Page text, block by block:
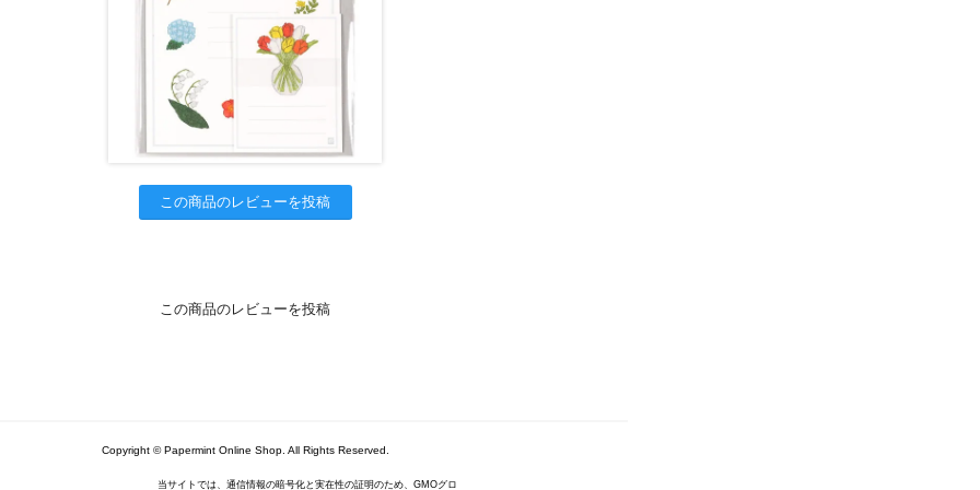
この商品のレビューを投稿
この商品のレビューを投稿
Copyright © Papermint Online Shop. All Rights Reserved.
当サイトでは、通信情報の暗号化と実在性の証明のため、GMOグロ